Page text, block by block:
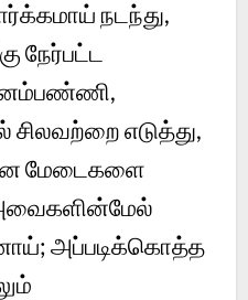
நடந்து,
நேர்பட்ட
எடுத்து,
மேடைகளை
அப்படிக்கொத்த